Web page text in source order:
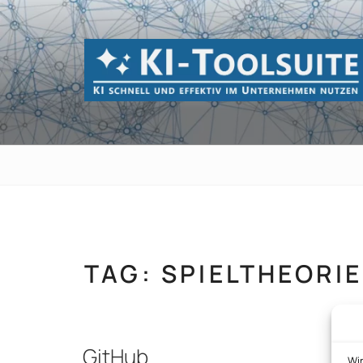
Zum
Inhalt
springen
KI-
KI schnell und effektiv im Unternehmen
TAG: SPIELTHEORIE
GitHub